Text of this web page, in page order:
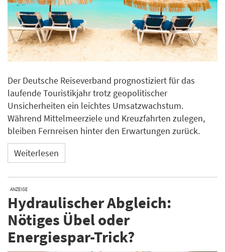
Der Deutsche Reiseverband prognostiziert für das
laufende Touristikjahr trotz geopolitischer
Unsicherheiten ein leichtes Umsatzwachstum.
Während Mittelmeerziele und Kreuzfahrten zulegen,
bleiben Fernreisen hinter den Erwartungen zurück.
Weiterlesen
ANZEIGE
Hydraulischer Abgleich:
Nötiges Übel oder
Energiespar-Trick?